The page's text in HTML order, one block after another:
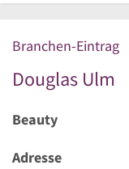
Branchen-Eintrag
Douglas Ulm
Beauty
Adresse